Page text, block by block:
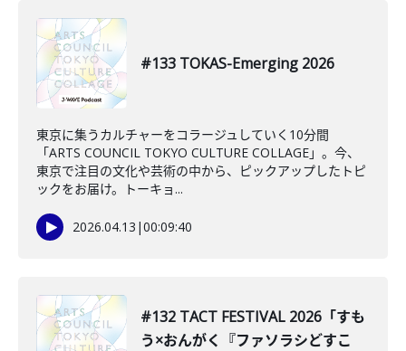
#133 TOKAS-Emerging 2026
東京に集うカルチャーをコラージュしていく10分間
「ARTS COUNCIL TOKYO CULTURE COLLAGE」。今、
東京で注目の文化や芸術の中から、ピックアップしたトピ
ックをお届け。トーキョ...
2026.04.13 |00:09:40
#132 TACT FESTIVAL 2026「すも
う×おんがく『ファソラシどすこ